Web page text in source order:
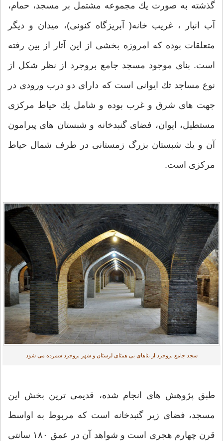
گذشته به صورت یك مجموعه مشتمل بر مسجد، حمام،
آب انبار ، غریب خانه( آبریزگاه كنونی)، میدان و دیگر
متعلقات بوده كه امروزه بخشی از این آثار از بین رفته
است. بنای موجود مسجد جامع بروجرد از نظر شکل از
نوع مساجد تك ایوانی است كه دارای دو درب ورودی در
جهت های شرق و غرب بوده و شامل یك حیاط مركزی
مستطیل، ایوان، فضای گنبدخانه و شبستان های پیرامون
آن و یك شبستان بزرگ زمستانی در طرف شمال حیاط
مركزی است.
سجد جامع بروجرد از بناهای بی همتای لرستان و شهر بروجرد شمرده می شود
طبق پژوهش های انجام شده، قدیمی ترین بخش این
مسجد، فضای زیر گنبدخانه است كه مربوط به اواسط
قرن چهارم هجری است و شواهد آن در عمق ‎۱۸۰ سانتی